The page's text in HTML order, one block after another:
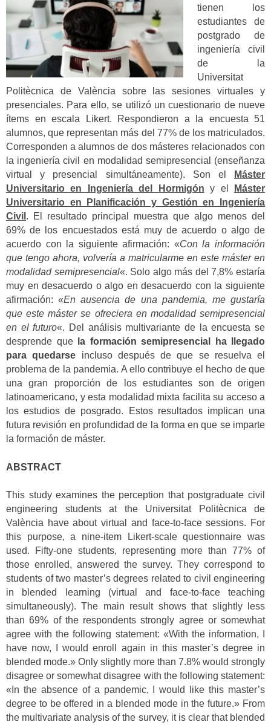
tienen los
estudiantes de
postgrado de
ingeniería civil
de la
Universitat
Politècnica de València sobre las sesiones virtuales y
presenciales. Para ello, se utilizó un cuestionario de nueve
ítems en escala Likert. Respondieron a la encuesta 51
alumnos, que representan más del 77% de los matriculados.
Corresponden a alumnos de dos másteres relacionados con
la ingeniería civil en modalidad semipresencial (enseñanza
virtual y presencial simultáneamente). Son el
Máster
Universitario en Ingeniería del Hormigón y el
Máster
Universitario en Planificación y Gestión en Ingeniería
Civil . El resultado principal muestra que algo menos del
69% de los encuestados está muy de acuerdo o algo de
acuerdo con la siguiente afirmación: «Con la información
que tengo ahora, volvería a matricularme en este máster en
modalidad semipresencial«. Solo algo más del 7,8% estaría
muy en desacuerdo o algo en desacuerdo con la siguiente
afirmación: «En ausencia de una pandemia, me gustaría
que este máster se ofreciera en modalidad semipresencial
en el futuro«. Del análisis multivariante de la encuesta se
desprende que
la formación semipresencial ha llegado
para quedarse incluso después de que se resuelva el
problema de la pandemia. A ello contribuye el hecho de que
una gran proporción de los estudiantes son de origen
latinoamericano, y esta modalidad mixta facilita su acceso a
los estudios de posgrado. Estos resultados implican una
futura revisión en profundidad de la forma en que se imparte
la formación de máster.
ABSTRACT
This study examines the perception that postgraduate civil
engineering students at the Universitat Politècnica de
València have about virtual and face-to-face sessions. For
this purpose, a nine-item Likert-scale questionnaire was
used. Fifty-one students, representing more than 77% of
those enrolled, answered the survey. They correspond to
students of two master’s degrees related to civil engineering
in blended learning (virtual and face-to-face teaching
simultaneously). The main result shows that slightly less
than 69% of the respondents strongly agree or somewhat
agree with the following statement: «With the information, I
have now, I would enroll again in this master’s degree in
blended mode.» Only slightly more than 7.8% would strongly
disagree or somewhat disagree with the following statement:
«In the absence of a pandemic, I would like this master’s
degree to be offered in a blended mode in the future.» From
the multivariate analysis of the survey, it is clear that blended